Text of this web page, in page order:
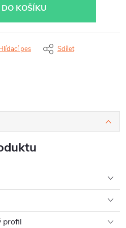
KOŠÍKU
pes Sdílet
profil